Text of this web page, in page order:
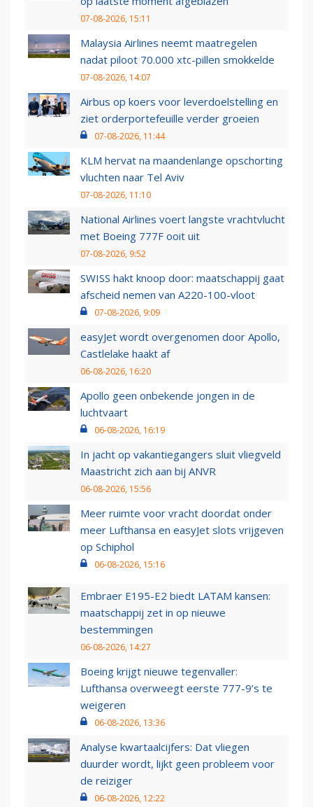
07-08-2026, 15:11
Malaysia Airlines neemt maatregelen
nadat piloot 70.000 xtc-pillen smokkelde
07-08-2026, 14:07
Airbus op koers voor leverdoelstelling en
ziet orderportefeuille verder groeien
07-08-2026, 11:44
KLM hervat na maandenlange opschorting
vluchten naar Tel Aviv
07-08-2026, 11:10
National Airlines voert langste vrachtvlucht
met Boeing 777F ooit uit
07-08-2026, 9:52
SWISS hakt knoop door: maatschappij gaat
afscheid nemen van A220-100-vloot
07-08-2026, 9:09
easyJet wordt overgenomen door Apollo,
Castlelake haakt af
06-08-2026, 16:20
Apollo geen onbekende jongen in de
luchtvaart
06-08-2026, 16:19
In jacht op vakantiegangers sluit vliegveld
Maastricht zich aan bij ANVR
06-08-2026, 15:56
Meer ruimte voor vracht doordat onder
meer Lufthansa en easyJet slots vrijgeven
op Schiphol
06-08-2026, 15:16
Embraer E195-E2 biedt LATAM kansen:
maatschappij zet in op nieuwe
bestemmingen
06-08-2026, 14:27
Boeing krijgt nieuwe tegenvaller:
Lufthansa overweegt eerste 777-9’s te
weigeren
06-08-2026, 13:36
Analyse kwartaalcijfers: Dat vliegen
duurder wordt, lijkt geen probleem voor
de reiziger
06-08-2026, 12:22